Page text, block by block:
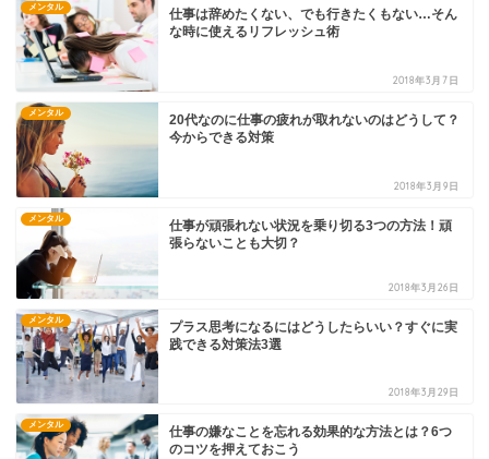
メンタル
仕事は辞めたくない、でも行きたくもない…そん
な時に使えるリフレッシュ術
2018年3月7日
メンタル
20代なのに仕事の疲れが取れないのはどうして？
今からできる対策
2018年3月9日
メンタル
仕事が頑張れない状況を乗り切る3つの方法！頑
張らないことも大切？
2018年3月26日
メンタル
プラス思考になるにはどうしたらいい？すぐに実
践できる対策法3選
2018年3月29日
メンタル
仕事の嫌なことを忘れる効果的な方法とは？6つ
のコツを押えておこう